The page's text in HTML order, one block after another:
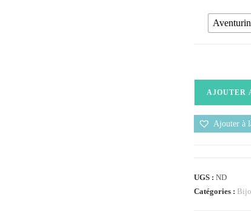
AJOUTER
Ajouter à
UGS : ND
Catégories :